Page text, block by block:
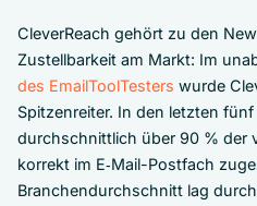
CleverReach gehört zu den
Zustellbarkeit am Markt: Im
des EmailToolTesters wurde
Spitzenreiter. In den letzten
durchschnittlich über 90 % der
korrekt im E‑Mail-Postfach
Branchendurchschnitt lag